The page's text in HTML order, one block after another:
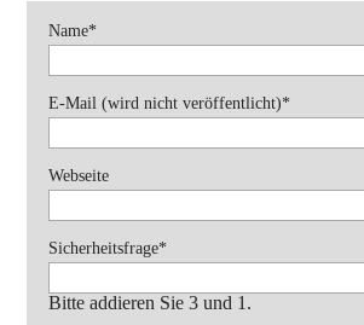
Veranstaltungen
Pflichtfeld
Name*
Pflichtfeld
E-Mail (wird nicht veröffentlicht)*
Webseite
Pflichtfeld
Sicherheitsfrage*
Bitte addieren Sie 3 und 1.